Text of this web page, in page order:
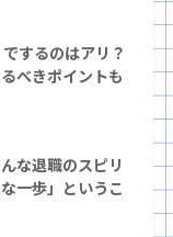
するのはアリ？
べきポイントも
な退職のスピリ
一歩」というこ